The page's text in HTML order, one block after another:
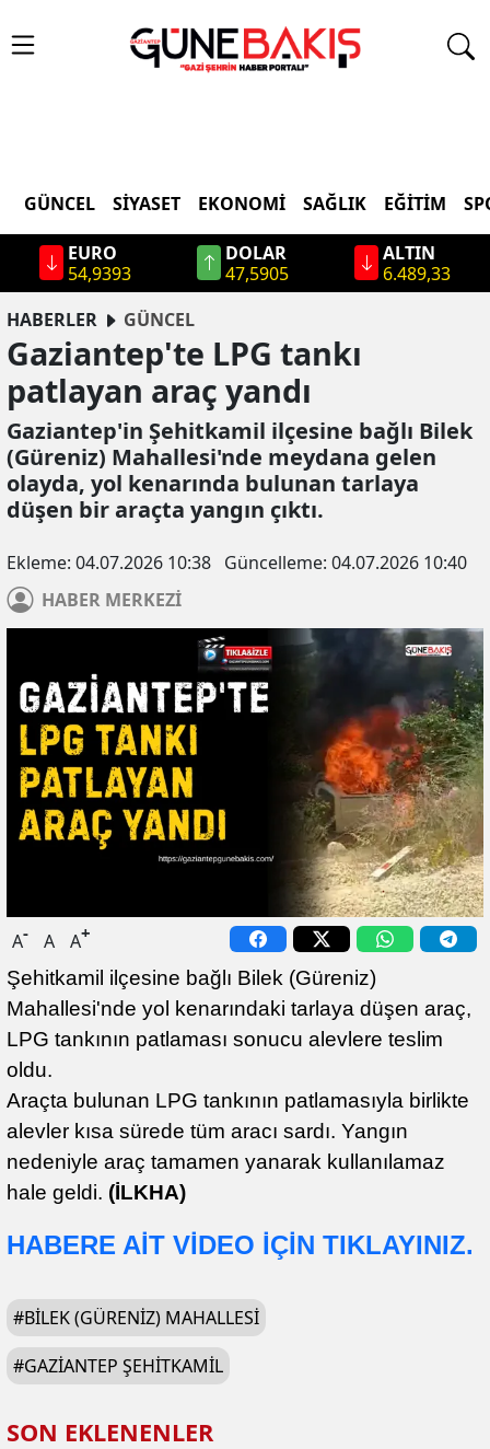
GÜNCEL SIYASET EKONOMI SAĞLIK EĞITIM
EURO
54,9393
DOLAR
47,5905
ALTIN
6.489,33
HABERLER
GÜNCEL
Gaziantep'te LPG tankı
patlayan araç yandı
Gaziantep'in Şehitkamil ilçesine bağlı Bilek
(Güreniz) Mahallesi'nde meydana gelen
olayda, yol kenarında bulunan tarlaya
düşen bir araçta yangın çıktı.
Ekleme: 04.07.2026 10:38 Güncelleme: 04.07.2026 10:40
HABER MERKEZİ
A- A A+
Şehitkamil ilçesine bağlı Bilek (Güreniz)
Mahallesi'nde yol kenarındaki tarlaya düşen araç,
LPG tankının patlaması sonucu alevlere teslim
oldu.
Araçta bulunan LPG tankının patlamasıyla birlikte
alevler kısa sürede tüm aracı sardı. Yangın
nedeniyle araç tamamen yanarak kullanılamaz
hale geldi. (İLKHA)
HABERE AİT VİDEO İÇİN TIKLAYINIZ.
#BILEK (GÜRENIZ) MAHALLESI
#GAZIANTEP ŞEHITKAMIL
SON EKLENENLER